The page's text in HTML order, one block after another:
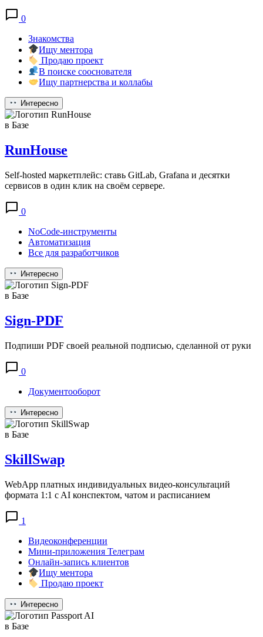
0
Знакомства
Ищу ментора
Продаю проект
В поиске сооснователя
Ищу партнерства и коллабы
Интересно
в Базе
RunHouse
Self-hosted маркетплейс: ставь GitLab, Grafana и десятки
сервисов в один клик на своём сервере.
0
NoCode-инструменты
Автоматизация
Все для разработчиков
Интересно
в Базе
Sign-PDF
Подпиши PDF своей реальной подписью, сделанной от руки
0
Документооборот
Интересно
в Базе
SkillSwap
WebApp платных индивидуальных видео-консультаций
формата 1:1 c AI конспектом, чатом и расписанием
1
Видеоконференции
Мини-приложения Телеграм
Онлайн-запись клиентов
Ищу ментора
Продаю проект
Интересно
в Базе